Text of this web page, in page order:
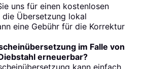
uns für einen kostenlosen
die Übersetzung lokal
eine Gebühr für die Korrektur
im Falle von
erneuerbar?
kann einfach